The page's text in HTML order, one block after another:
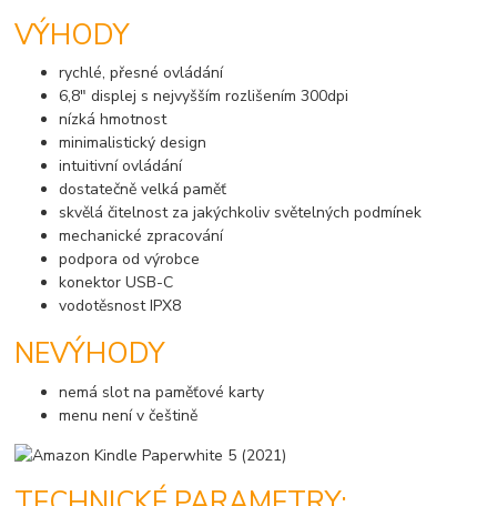
VÝHODY
rychlé, přesné ovládání
6,8" displej s nejvyšším rozlišením 300dpi
nízká hmotnost
minimalistický design
intuitivní ovládání
dostatečně velká paměť
skvělá čitelnost za jakýchkoliv světelných podmínek
mechanické zpracování
podpora od výrobce
konektor USB-C
vodotěsnost IPX8
NEVÝHODY
nemá slot na paměťové karty
menu není v češtině